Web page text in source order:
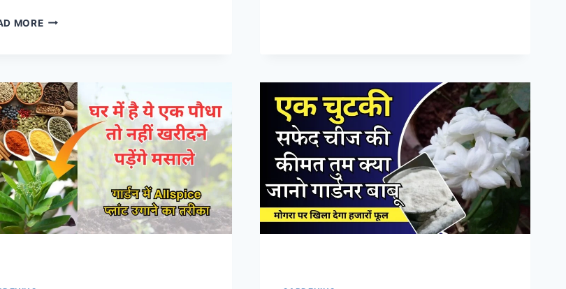
MOREपौधों
के
छिलकों
का
खाद,
फल
और
फूलों
से
भर
जाएगी
हजारों
खुशबूदार
फूल